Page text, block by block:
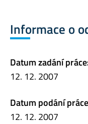
Informace o
Datum zadání
12. 12. 2007
Datum podání
12. 12. 2007